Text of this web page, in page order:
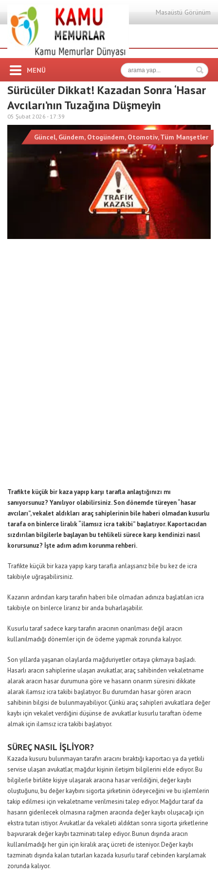
Masaüstü Görünüm
MENÜ
Sürücüler Dikkat! Kazadan Sonra ‘Hasar
Avcıları’nın Tuzağına Düşmeyin
05 Şubat 2026 - 17:39
Güncel, Gündem, Otogündem, Otomotiv,Tüm Manşetler
Trafikte küçük bir kaza yapıp karşı tarafla anlaştığınızı mı
sanıyorsunuz? Yanılıyor olabilirsiniz. Son dönemde türeyen “hasar
avcıları”, vekalet aldıkları araç sahiplerinin bile haberi olmadan kusurlu
tarafa on binlerce liralık “ilamsız icra takibi” başlatıyor. Kaportacıdan
sızdırılan bilgilerle başlayan bu tehlikeli sürece karşı kendinizi nasıl
korursunuz? İşte adım adım korunma rehberi.
Trafikte küçük bir kaza yapıp karşı tarafla anlaşsanız bile bu kez de icra
takibiyle uğraşabilirsiniz.
Kazanın ardından karşı tarafın haberi bile olmadan adınıza başlatılan icra
takibiyle on binlerce liranız bir anda buharlaşabilir.
Kusurlu taraf sadece karşı tarafın aracının onarılması değil aracın
kullanılmadığı dönemler için de ödeme yapmak zorunda kalıyor.
Son yıllarda yaşanan olaylarda mağduriyetler ortaya çıkmaya başladı.
Hasarlı aracın sahiplerine ulaşan avukatlar, araç sahibinden vekaletname
alarak aracın hasar durumuna göre ve hasarın onarım süresini dikkate
alarak ilamsız icra takibi başlatıyor. Bu durumdan hasar gören aracın
sahibinin bilgisi de bulunmayabiliyor. Çünkü araç sahipleri avukatlara değer
kaybı için vekalet verdiğini düşünse de avukatlar kusurlu taraftan ödeme
almak için ilamsız icra takibi başlatıyor.
SÜREÇ NASIL İŞLİYOR?
Kazada kusuru bulunmayan tarafın aracını bıraktığı kaportacı ya da yetkili
servise ulaşan avukatlar, mağdur kişinin iletişim bilgilerini elde ediyor. Bu
bilgilerle birlikte kişiye ulaşarak aracına hasar verildiğini, değer kaybı
oluştuğunu, bu değer kaybını sigorta şirketinin ödeyeceğini ve bu işlemlerin
takip edilmesi için vekaletname verilmesini talep ediyor. Mağdur taraf da
hasarın giderilecek olmasına rağmen aracında değer kaybı oluşacağı için
ekstra tutarı istiyor. Avukatlar da vekaleti aldıktan sonra sigorta şirketlerine
başvurarak değer kaybı tazminatı talep ediyor. Bunun dışında aracın
kullanılmadığı her gün için kiralık araç ücreti de isteniyor. Değer kaybı
tazminatı dışında kalan tutarları kazada kusurlu taraf cebinden karşılamak
zorunda kalıyor.